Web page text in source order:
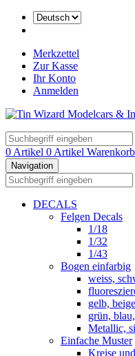
Merkzettel
Zur Kasse
Ihr Konto
Anmelden
0 Artikel 0 Artikel Warenkorb
Navigation
DECALS
Felgen Decals
1/18
1/32
1/43
Bogen einfarbig
weiss,
gelb,
grün,
Metallic,
Einfache Muster
Kreise